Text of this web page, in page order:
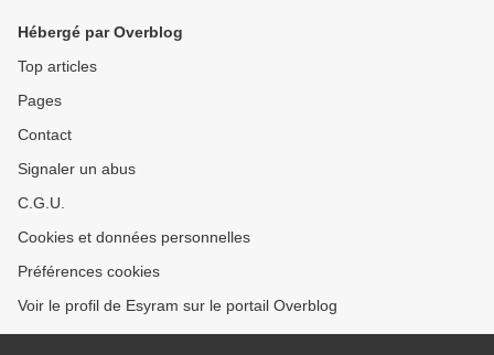
Hébergé par Overblog
Top articles
Pages
Contact
Signaler un abus
C.G.U.
Cookies et données personnelles
Préférences cookies
Voir le profil de Esyram sur le portail Overblog